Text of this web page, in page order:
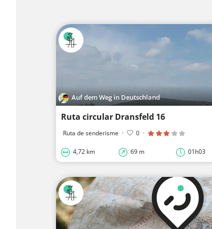
Auf dem Weg in Deutschland
Ruta circular Dransfeld 16
Ruta de senderisme · 0 ·
4,72 km 69 m 01h03